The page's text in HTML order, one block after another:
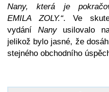
Nany, která je
EMILA ZOLY.“. Ve
vydání Nanyusilovalo
jelikož bylo jasné, že
stejného obchodního